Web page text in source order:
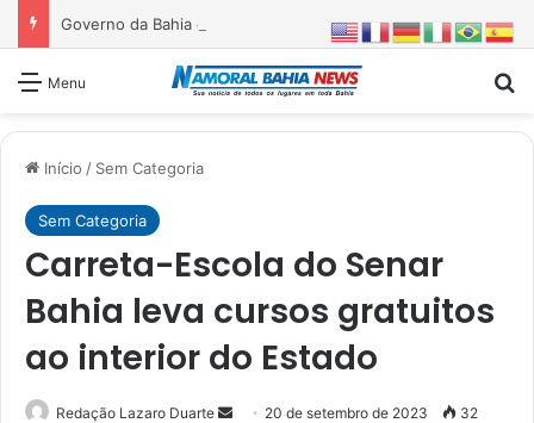
Governo da Bahia entrega 1ª etapa da requalificação do Parque Metropolitano de Pituaçu
Menu
Início / Sem Categoria
Sem Categoria
Carreta-Escola do Senar
Bahia leva cursos gratuitos
ao interior do Estado
Redação Lazaro Duarte
Mande20 de setembro de 2023 32